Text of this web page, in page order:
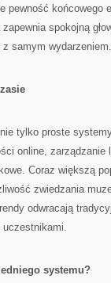
pewność końcowego
spokojną
samym wydarzeniem.
tylko proste
online, zarządzanie
Coraz większą
zwiedzania
odwracają
uczestnikami.
systemu?